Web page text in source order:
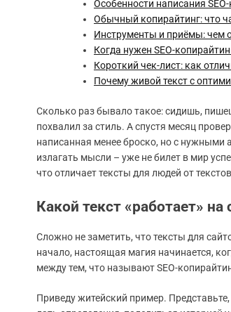
Особенности написания
Обычный копирайтинг: что
Инструменты и приёмы: чем
Когда нужен SEO-
Короткий чек-лист: как
Почему живой текст с
Сколько раз бывало такое: сидишь,
похвалил за стиль. А спустя месяц
написанная менее броско, но с нужными
излагать мысли – уже не билет в мир
что отличает тексты для людей от
Какой текст «работает»
Сложно не заметить, что тексты для
начало, настоящая магия начинается,
между тем, что называют SEO-
Приведу житейский пример.